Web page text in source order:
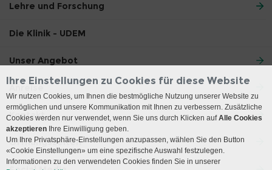
Lehre und Forschung
Die Klinik - UDEM
Unser Angebot
Anreise
Kontakt
Öffnungszeiten
Ihre Einstellungen zu Cookies für diese Website
Wir nutzen Cookies, um Ihnen die bestmögliche Nutzung unserer Website zu
ermöglichen und unsere Kommunikation mit Ihnen zu verbessern. Zusätzliche
Cookies werden nur verwendet, wenn Sie uns durch Klicken aufAlle Cookies
akzeptieren Ihre Einwilligung geben.
Um Ihre Privatsphäre-Einstellungen anzupassen, wählen Sie den Button
«Cookie Einstellungen» um eine spezifische Auswahl festzulegen.
Informationen zu den verwendeten Cookies finden Sie in unserer